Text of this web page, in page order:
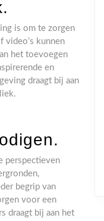
is om te zorgen
video’s kunnen
het toevoegen
en
draagt bij aan
perspectieven
begrip van
voor een
draagt bij aan het